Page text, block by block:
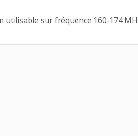
utilisable sur fréquence 160-174